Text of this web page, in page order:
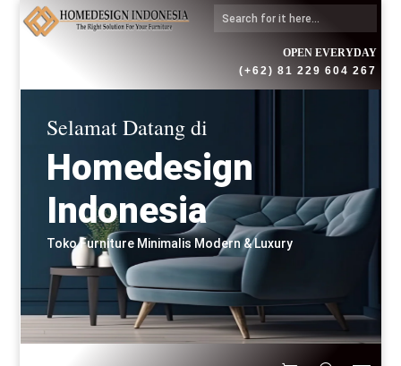
OPEN EVERYDAY
(+62) 81 229 604 267
Selamat Datang di
Homedesign
Indonesia
Toko Furniture Minimalis Modern & Luxury